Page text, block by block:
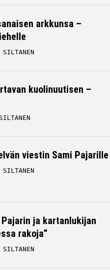
arkkunsa –
SILTANEN
kuolinuutisen –
viestin Sami Pajarille
SILTANEN
ja kartanlukijan
rakoja”
SILTANEN